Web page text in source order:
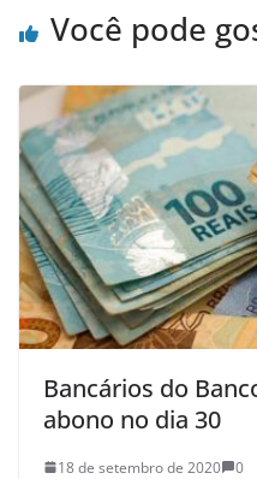
Você pode
Bancários do
abono no dia 30
18 de setembro de 2020 0